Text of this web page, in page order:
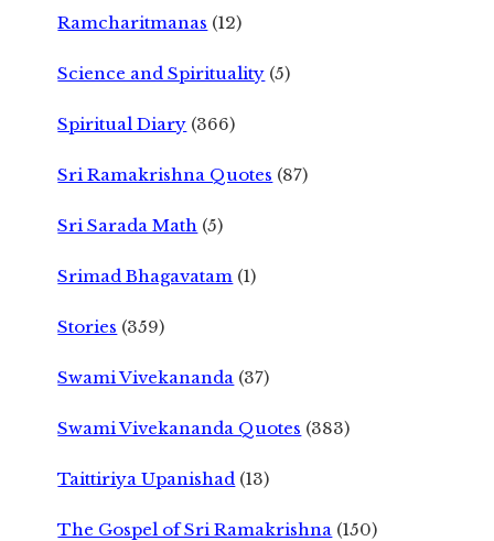
Ramcharitmanas (12)
Science and Spirituality (5)
Spiritual Diary (366)
Sri Ramakrishna Quotes (87)
Sri Sarada Math (5)
Srimad Bhagavatam (1)
Stories (359)
Swami Vivekananda (37)
Swami Vivekananda Quotes (383)
Taittiriya Upanishad (13)
The Gospel of Sri Ramakrishna (150)